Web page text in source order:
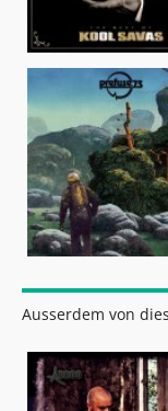
Ausserdem von